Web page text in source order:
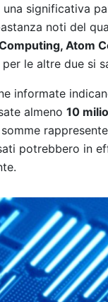
significativa
noti del
Atom
le altre due si
informate
almeno 10
potrebbero in